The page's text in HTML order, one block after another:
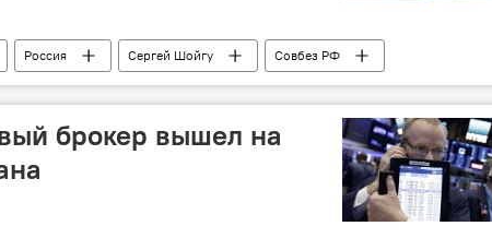
Россия Сергей Шойгу
Совбез РФ
партнерство
Сотрудничество
брокер вышел на